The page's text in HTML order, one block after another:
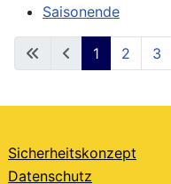
Saisonende
1 2 3
Sicherheitskonzept
Datenschutz